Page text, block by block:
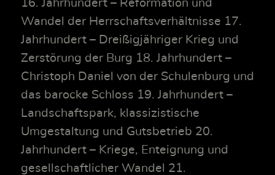
16. Jahrhundert – Reformation und
Wandel der Herrschaftsverhältnisse 17.
Jahrhundert – Dreißigjähriger Krieg und
Zerstörung der Burg 18. Jahrhundert –
Christoph Daniel von der Schulenburg und
das barocke Schloss 19. Jahrhundert –
Landschaftspark, klassizistische
Umgestaltung und Gutsbetrieb 20.
Jahrhundert – Kriege, Enteignung und
gesellschaftlicher Wandel 21.